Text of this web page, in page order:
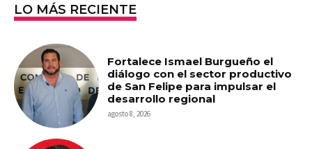
LO MÁS RECIENTE
Fortalece Ismael Burgueño el
diálogo con el sector productivo
de San Felipe para impulsar el
desarrollo regional
agosto 8, 2026